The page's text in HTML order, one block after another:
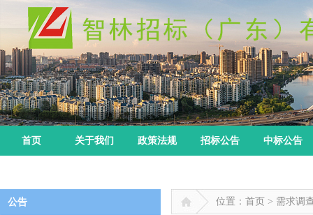
首页 关于我们 政策法规 招标公告 中标公告
公告 位置：首页 > 需求调